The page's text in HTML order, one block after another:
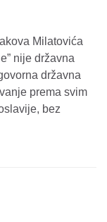
Milatovića
nije državna
državna
prema svim
bez